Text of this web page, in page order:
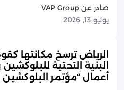
صادر عن VAP Group
يوليو 13, 2026
الرياض ترسخ مكانتها
البنية التحتية
أعمال “مؤتمر البلوكشين